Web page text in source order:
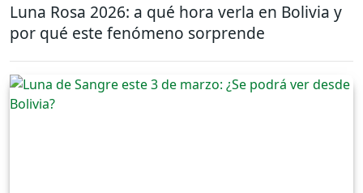
Luna Rosa 2026: a qué hora verla en Bolivia y
por qué este fenómeno sorprende